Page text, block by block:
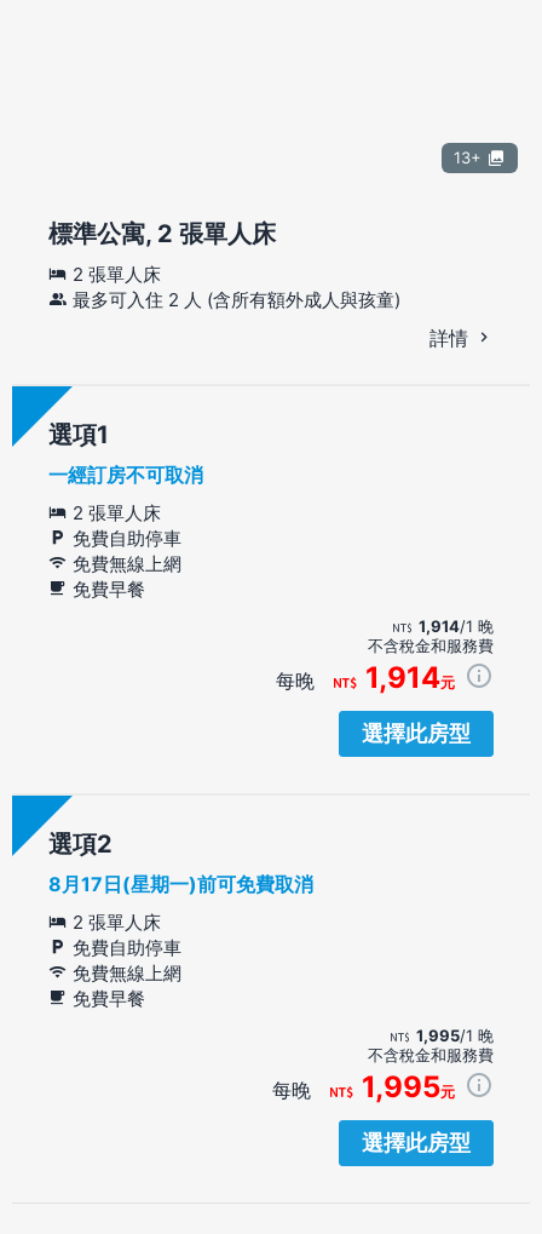
13+
標準公寓, 2 張單人床
2 張單人床
最多可入住 2 人 (含所有額外成人與孩童)
詳情
選項
一經訂房不可取消
2 張單人床
免費自助停車
免費無線上網
免費早餐
1,914/1 晚
不含稅金和服務費
每晚 1,914元
選擇此房型
選項
8月17日(星期一)前可免費取消
2 張單人床
免費自助停車
免費無線上網
免費早餐
1,995/1 晚
不含稅金和服務費
每晚 1,995元
選擇此房型